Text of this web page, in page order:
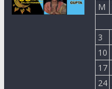
M
3
10
17
24